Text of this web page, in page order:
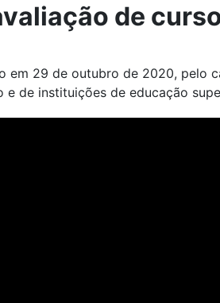
de
29 de outubro de 2020, pelo
de instituições de educação